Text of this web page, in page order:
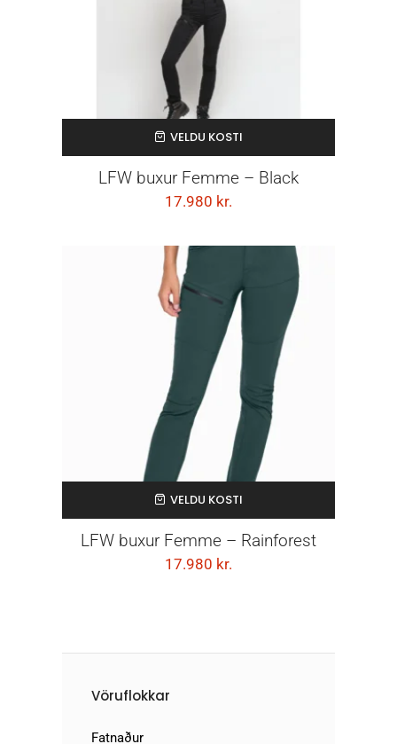
VELDU KOSTI
LFW buxur Femme – Black
17.980 kr.
VELDU KOSTI
LFW buxur Femme – Rainforest
17.980 kr.
Vöruflokkar
Fatnaður